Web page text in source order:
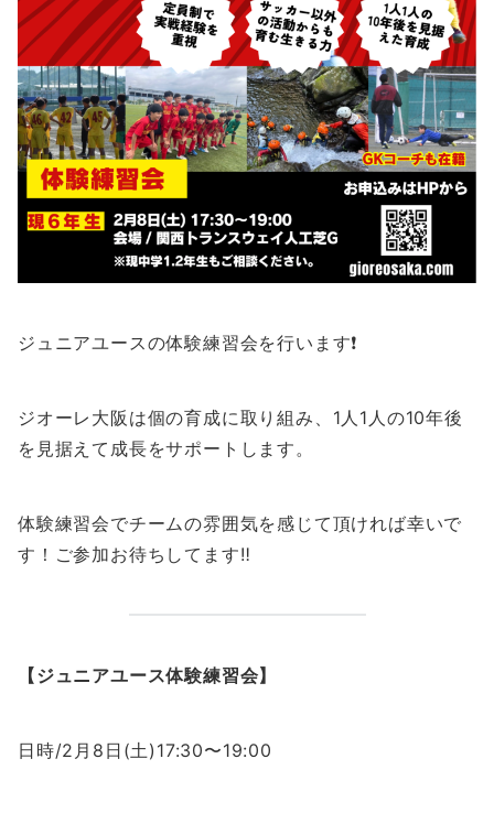
ジュニアユースの体験練習会を行います❗️
ジオーレ大阪は個の育成に取り組み、1人1人の10年後
を見据えて成長をサポートします。
体験練習会でチームの雰囲気を感じて頂ければ幸いで
す！ご参加お待ちしてます‼️
【ジュニアユース体験練習会】
日時/2月8日(土)17:30〜19:00